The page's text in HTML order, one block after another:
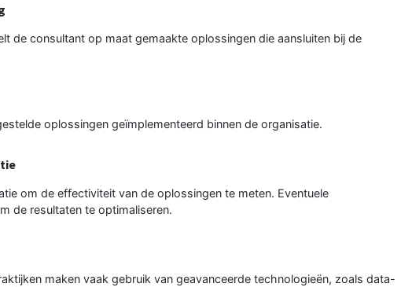
de consultant op maat gemaakte oplossingen die aansluiten bij de
oplossingen geïmplementeerd binnen de organisatie.
om de effectiviteit van de oplossingen te meten. Eventuele
de resultaten te optimaliseren.
maken vaak gebruik van geavanceerde technologieën, zoals data-